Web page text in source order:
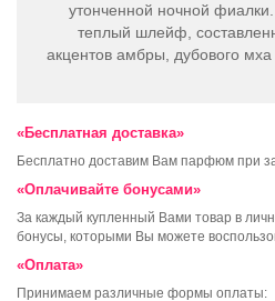
утонченной ночной
теплый шлейф,
акцентов амбры, дубового мха
«Бесплатная доставка»
Бесплатно доставим Вам парфюм при
«Оплачивайте бонусами»
За каждый купленный Вами товар в
бонусы, которыми Вы можете
«Оплата»
Принимаем различные формы оплаты: